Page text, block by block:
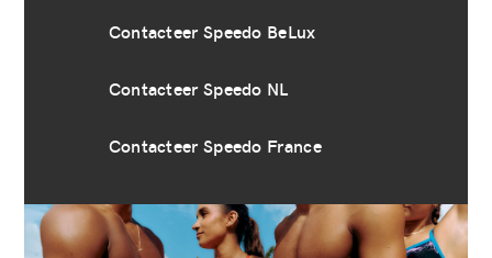
Contacteer Speedo BeLux
Contacteer Speedo NL
Contacteer Speedo France